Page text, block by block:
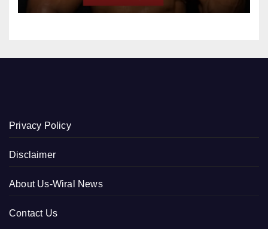
Privacy Policy
Disclaimer
About Us-Wiral News
Contact Us